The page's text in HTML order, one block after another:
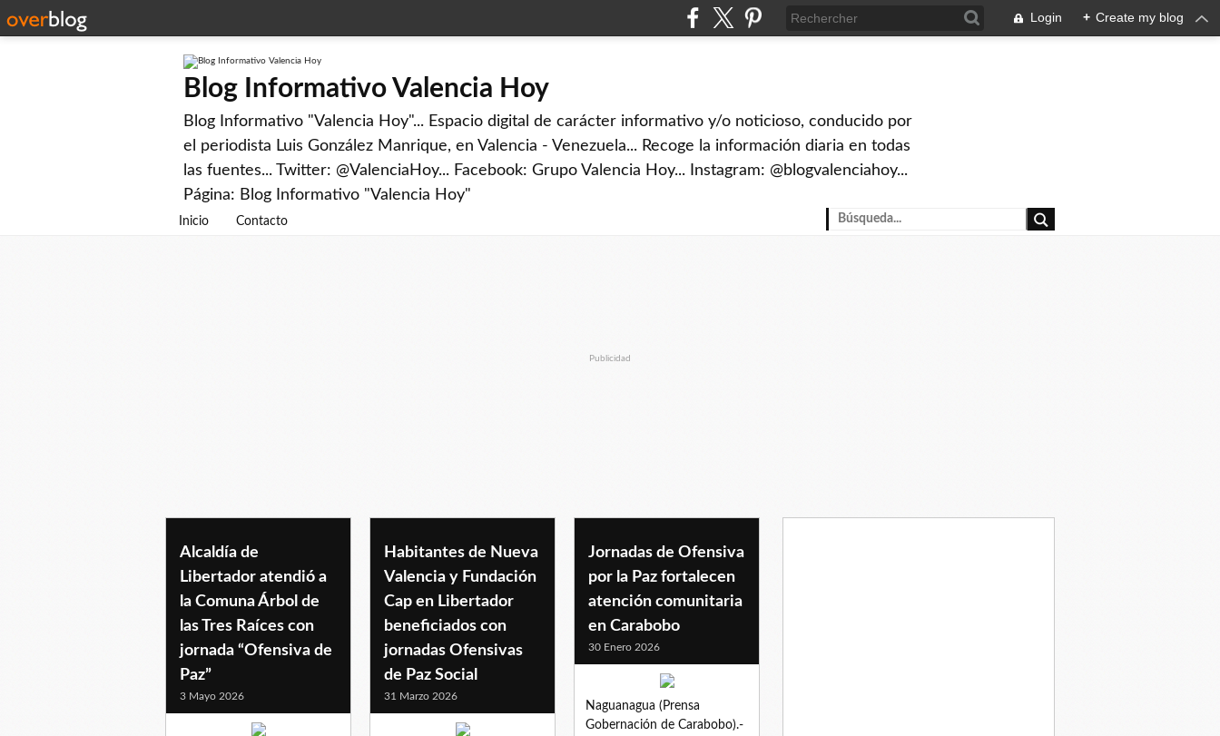
Login + Create my blog
Blog Informativo Valencia Hoy
Blog Informativo "Valencia Hoy"... Espacio digital de carácter informativo y/o noticioso, conducido por
el periodista Luis González Manrique, en Valencia - Venezuela... Recoge la información diaria en todas
las fuentes... Twitter: @ValenciaHoy... Facebook: Grupo Valencia Hoy... Instagram: @blogvalenciahoy...
Página: Blog Informativo "Valencia Hoy"
Inicio Contacto
Publicidad
alimentacion
Alcaldía de
Libertador atendió a
la Comuna Árbol de
las Tres Raíces con
jornada “Ofensiva de
Paz”
3 Mayo 2026
Habitantes de Nueva
Valencia y Fundación
Cap en Libertador
beneficiados con
jornadas Ofensivas
de Paz Social
31 Marzo 2026
Jornadas de Ofensiva
por la Paz fortalecen
atención comunitaria
en Carabobo
30 Enero 2026
Naguanagua (Prensa
Gobernación de Carabobo).-